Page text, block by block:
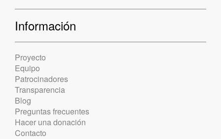
Información
Proyecto
Equipo
Patrocinadores
Transparencia
Blog
Preguntas frecuentes
Hacer una donación
Contacto